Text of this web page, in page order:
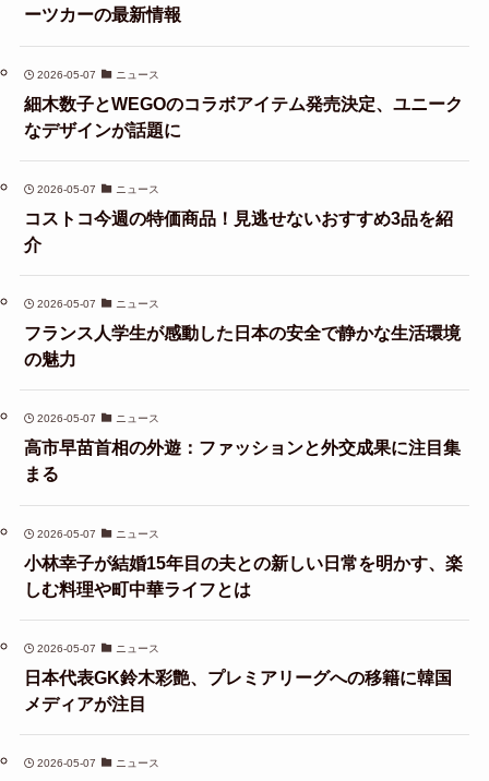
ーツカーの最新情報
2026-05-07 ニュース
細木数子とWEGOのコラボアイテム発売決定、ユニーク
なデザインが話題に
2026-05-07 ニュース
コストコ今週の特価商品！見逃せないおすすめ3品を紹
介
2026-05-07 ニュース
フランス人学生が感動した日本の安全で静かな生活環境
の魅力
2026-05-07 ニュース
高市早苗首相の外遊：ファッションと外交成果に注目集
まる
2026-05-07 ニュース
小林幸子が結婚15年目の夫との新しい日常を明かす、楽
しむ料理や町中華ライフとは
2026-05-07 ニュース
日本代表GK鈴木彩艶、プレミアリーグへの移籍に韓国
メディアが注目
2026-05-07 ニュース